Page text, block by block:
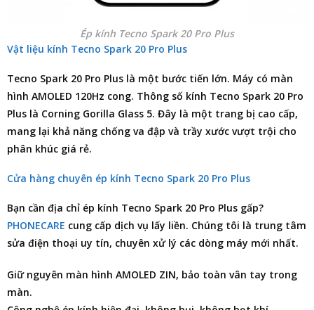
Ép kính Tecno Spark 20 Pro Plus
Vật liệu kính Tecno Spark 20 Pro Plus
Tecno Spark 20 Pro Plus là một bước tiến lớn. Máy có màn
hình AMOLED 120Hz cong. Thông số kính Tecno Spark 20 Pro
Plus là Corning Gorilla Glass 5. Đây là một trang bị cao cấp,
mang lại khả năng chống va đập và trầy xước vượt trội cho
phân khúc giá rẻ.
Cửa hàng chuyên ép kính Tecno Spark 20 Pro Plus
Bạn cần địa chỉ ép kính Tecno Spark 20 Pro Plus gấp?
PHONECARE cung cấp dịch vụ lấy liền. Chúng tôi là trung tâm
sửa điện thoại uy tín, chuyên xử lý các dòng máy mới nhất.
Giữ nguyên màn hình AMOLED ZIN, bảo toàn vân tay trong
màn.